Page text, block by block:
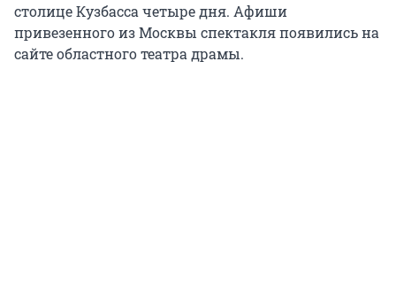
столице Кузбасса четыре дня. Афиши
привезенного из Москвы спектакля появились на
сайте областного театра драмы.